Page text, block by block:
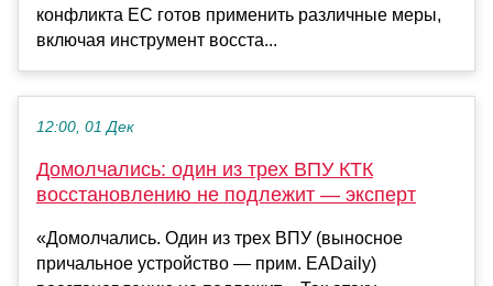
конфликта ЕС готов применить различные меры,
включая инструмент восста...
12:00, 01 Дек
Домолчались: один из трех ВПУ КТК
восстановлению не подлежит — эксперт
«Домолчались. Один из трех ВПУ (выносное
причальное устройство — прим. EADaily)